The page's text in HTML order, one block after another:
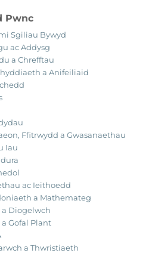
Pwnc
Sgiliau Bywyd
ac Addysg
a Chrefftau
a Anifeiliaid
Ffitrwydd a Gwasanaethau
Iau
ac Ieithoedd
a Mathemateg
a Diogelwch
Gofal Plant
a Thwristiaeth